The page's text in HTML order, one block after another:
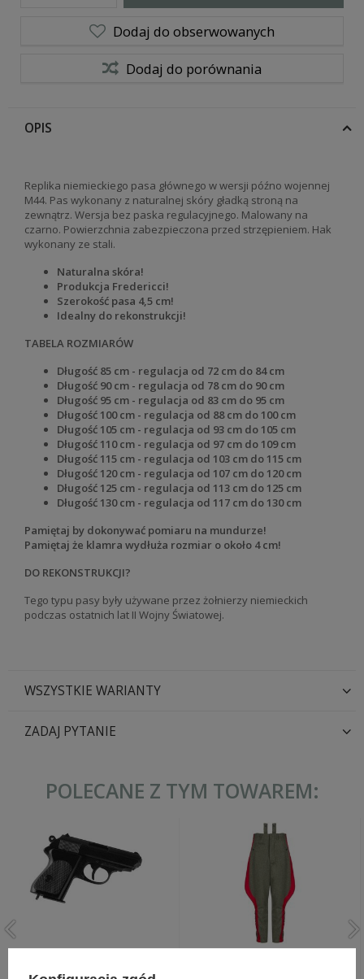
Dodaj do obserwowanych
Dodaj do porównania
OPIS
Replika niemieckiego pasa głównego w wersji późno wojennej
M44. Pas wykonany z naturalnej skóry gładką stroną na
zewnątrz. Wersja bez paska regulacyjnego. Malowany na
czarno. Powierzchnia zabezpieczona przed strzępieniem. Hak
wykonany ze stali.
Naturalna skóra!
Produkcja Fredericci!
Szerokość pasa 4,5 cm!
Idealny do rekonstrukcji!
TABELA ROZMIARÓW
Długość 85 cm - regulacja od 72 cm do 84 cm
Długość 90 cm - regulacja od 78 cm do 90 cm
Długość 95 cm - regulacja od 83 cm do 95 cm
Długość 100 cm - regulacja od 88 cm do 100 cm
Długość 105 cm - regulacja od 93 cm do 105 cm
Długość 110 cm - regulacja od 97 cm do 109 cm
Długość 115 cm - regulacja od 103 cm do 115 cm
Długość 120 cm - regulacja od 107 cm do 120 cm
Długość 125 cm - regulacja od 113 cm do 125 cm
Długość 130 cm - regulacja od 117 cm do 130 cm
Pamiętaj by dokonywać pomiaru na mundurze!
Pamiętaj że klamra wydłuża rozmiar o około 4 cm!
DO REKONSTRUKCJI?
Tego typu pasy były używane przez żołnierzy niemieckich
podczas ostatnich lat II Wojny Światowej.
WSZYSTKIE WARIANTY
ZADAJ PYTANIE
POLECANE Z TYM TOWAREM: